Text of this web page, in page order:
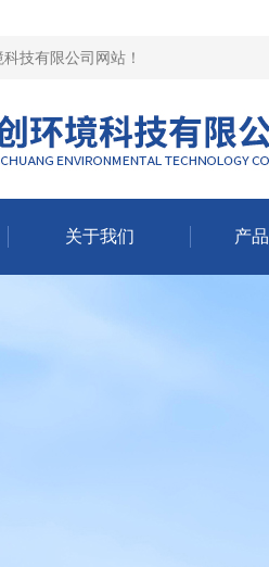
科技有限公司网站 ！
关于我们 产